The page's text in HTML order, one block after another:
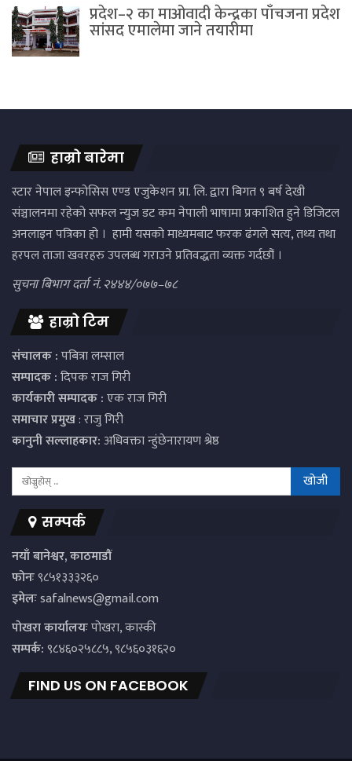
प्रदेश–२ का माओवादी केन्द्रका पाँचजना प्रदेश
सांसद एमालेमा जाने तयारीमा
हाम्रो बारेमा
स्टार नेपाल इन्फोसिस एण्ड एजुकेशन प्रा. लि. द्वारा बिगत ९ बर्ष देखी
संञ्चालनमा रहेको सफल न्युज डट कम नेपाली भाषामा प्रकाशित हुने डिजिटल
अनलाइन पत्रिका हो । हामी यसको माध्यमबाट फरक ढंगले सत्य, तथ्य तथा
हरपल ताजा खवरहरु उपलब्ध गराउने प्रतिवद्धता व्यक्त गर्दछौं ।
सुचना बिभाग दर्ता नं. २४४४/०७७–७८
हाम्रो टिम
संचालक :पबित्रा लम्साल
सम्पादक :दिपक राज गिरी
कार्यकारी सम्पादक :एक राज गिरी
समाचार प्रमुख: राजु गिरी
कानुनी सल्लाहकार:अधिवक्ता न्हुंछेनारायण श्रेष्ठ
सम्पर्क
नयाँ बानेश्वर, काठमाडौं
फोनः९८५१३३३२६०
इमेलःsafalnews@gmail.com
पाेखरा कार्यालयःपोखरा, कास्की
सम्पर्क:९८४६०२५८८५, ९८५६०३१६२०
FIND US ON FACEBOOK